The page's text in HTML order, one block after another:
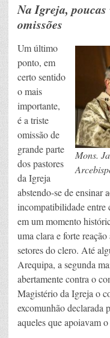
Na Igreja, poucas
omissões
Mons.
Um último
ponto, em
certo sentido
o mais
importante,
é a triste
omissão de
grande parte
dos pastores
da Igreja
abstendo-se de ensinar
incompatibilidade entre
em um momento
uma clara e forte
setores do clero. Até
Arequipa, a segunda
abertamente contra o
Magistério da Igreja o
excomunhão declarada
aqueles que apoiavam